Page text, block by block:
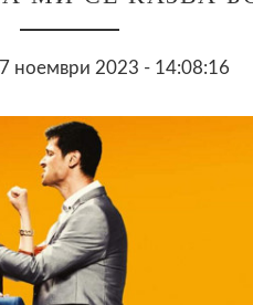
ноември 2023 - 14:08:16